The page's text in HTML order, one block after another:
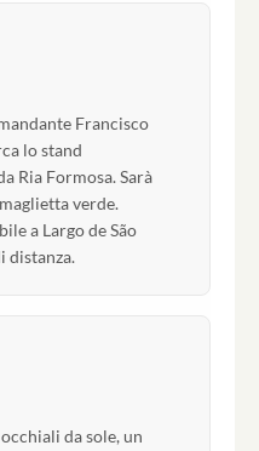
Francisco
lo stand
Ria Formosa. Sarà
verde.
a Largo de São
distanza.
da sole, un